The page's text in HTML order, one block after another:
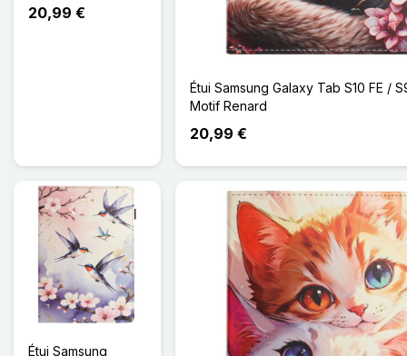
20,99 €
Étui Samsung Galaxy Tab S10 FE /
Motif Renard
20,99 €
Étui Samsung